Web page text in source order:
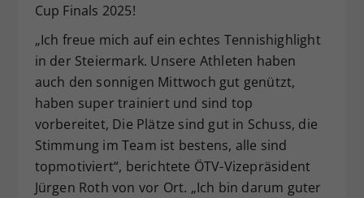
Cup Finals 2025!
„Ich freue mich auf ein echtes Tennishighlight
in der Steiermark. Unsere Athleten haben
auch den sonnigen Mittwoch gut genützt,
haben super trainiert und sind top
vorbereitet, Die Plätze sind gut in Schuss, die
Stimmung im Team ist bestens, alle sind
topmotiviert“, berichtete ÖTV-Vizepräsident
Jürgen Roth von vor Ort. „Ich bin darum guter